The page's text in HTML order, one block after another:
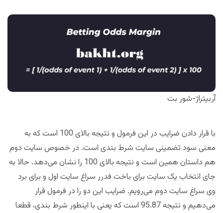
آربیتراژ-شور بت
با قرار دادن ضرایب در این فرمول و نتیجه بالای 100 است که به
معنی سود تضمینی سایت شرط بندی است. در خصوص سایت دوم
هم داستان همین است و نتیجه بالای 100 را نشان می‌دهد. حالا به
جای انتخاب یک سایت برای باخت فدرر سراغ سایت اول و برای برد
وی سراغ سایت دوم می‌رویم. ضرایب این دو را در فرمول قرار
می‌دهیم و نتیجه 95.87 است که یعنی با اینطور شرط بندی، قطعا